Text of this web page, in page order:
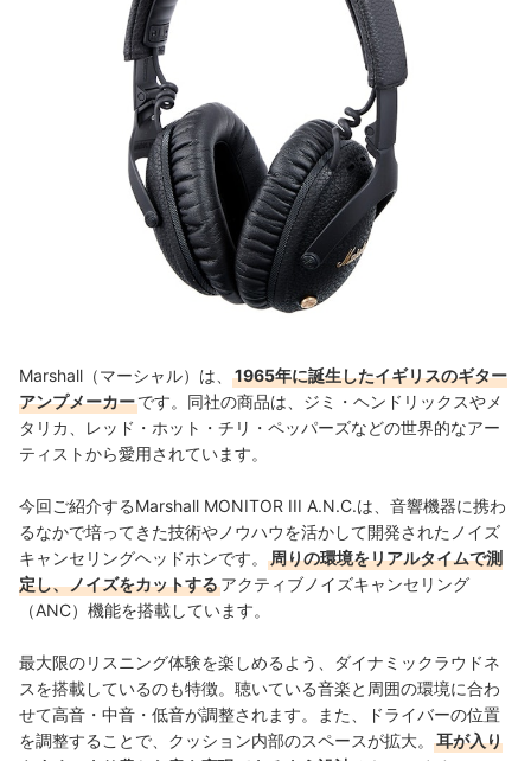
Marshall （マーシャル） は、
1965年に誕生したイギリスのギター
アンプメーカーです。同社の商品は、ジミ・ヘンドリックスやメ
タリカ、
レッド・ホット・チリ・ペッパーズなどの世界的なアー
ティストから愛用されています。
今回ご紹介するMarshall MONITOR III A.N.C.は、音響機器に携わ
るなかで培ってきた技術やノウハウを活かして開発されたノイズ
キャンセリングヘッドホンです。
周りの環境をリアルタイムで測
定し、ノイズをカットするアクティブノイズキャンセリング
（ANC）機能を搭載しています。
最大限のリスニング体験を楽しめるよう、ダイナミックラウドネ
スを搭載しているのも特徴。聴いている音楽と周囲の環境に合わ
せて高音・中音・低音が調整されます。また、ドライバーの位置
を調整することで、クッション内部のスペースが拡大。
耳が入り